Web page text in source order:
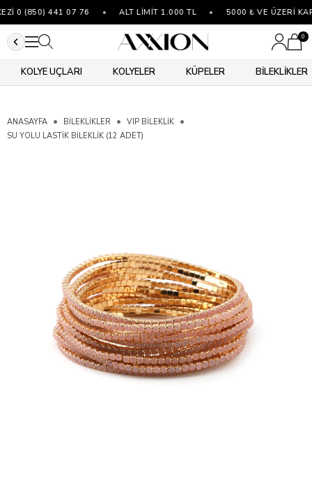
0 (850) 441 07 76 ALT LİMİT 1.000 TL 5000 ₺ VE ÜZERİ
0
KOLYE UÇLARI KOLYELER KÜPELER BİLEKLİKLER
ANASAYFA BİLEKLİKLER
VIP BILEKLIK
SU YOLU LASTIK BILEKLIK (12 ADET)